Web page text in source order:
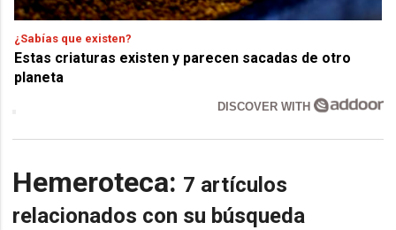
¿Sabías que existen?
Estas criaturas existen y parecen sacadas de otro
planeta
DISCOVER WITH
Hemeroteca: 7 artículos
relacionados con su búsqueda